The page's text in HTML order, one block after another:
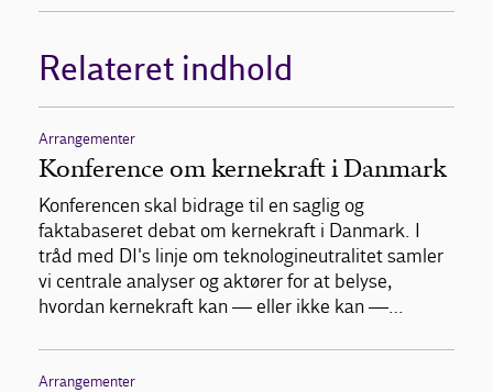
Relateret indhold
Arrangementer
Konference om kernekraft i Danmark
Konferencen skal bidrage til en saglig og
faktabaseret debat om kernekraft i Danmark. I
tråd med DI's linje om teknologineutralitet samler
vi centrale analyser og aktører for at belyse,
hvordan kernekraft kan — eller ikke kan —…
Arrangementer